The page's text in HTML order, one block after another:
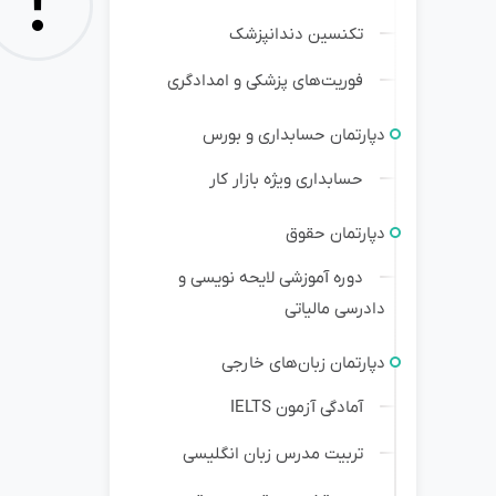
تکنسین دندانپزشک
فوریت‌های پزشکی و امدادگری
دپارتمان حسابداری و بورس
حسابداری ویژه بازار کار
دپارتمان حقوق
دوره آموزشی لایحه نویسی و
دادرسی مالیاتی
دپارتمان زبان‌های خارجی
آمادگی آزمون IELTS
تربیت مدرس زبان انگلیسی